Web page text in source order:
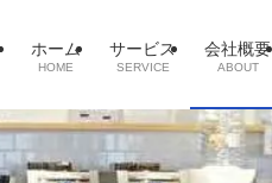
ホーム
HOME
サービス
SERVICE
会社概要
ABOUT